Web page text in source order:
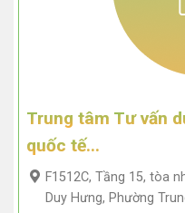
Trung tâm Tư vấn
quốc tế...
F1512C, Tầng 15, tòa
Duy Hưng, Phường